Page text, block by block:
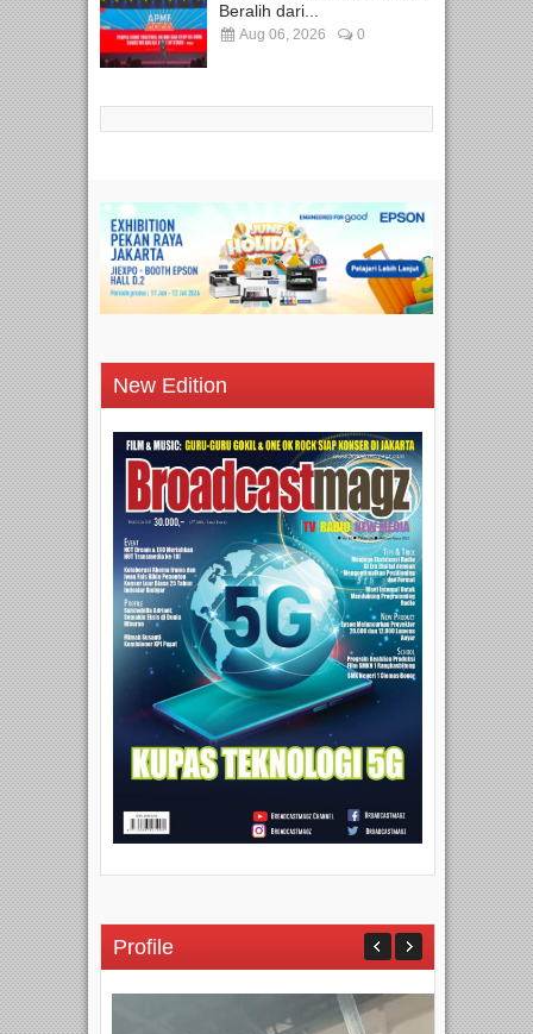
Beralih dari...
Aug 06, 2026 0
New Edition
Profile